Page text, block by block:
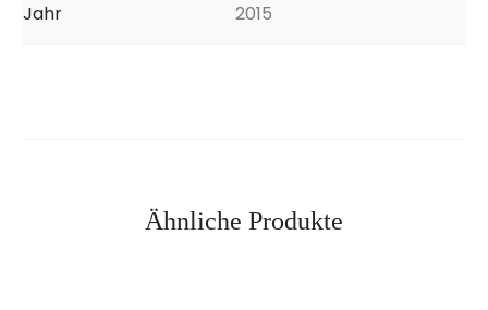
Jahr 2015
Ähnliche Produkte